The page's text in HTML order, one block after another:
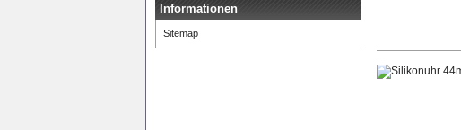
Informationen
Sitemap